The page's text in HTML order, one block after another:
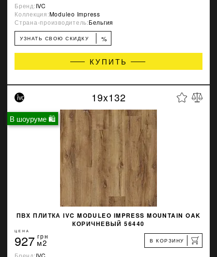
Бренд:IVC
Коллекция:Moduleo Impress
Страна-производитель:Бельгия
УЗНАТЬ СВОЮ СКИДКУ %
КУПИТЬ
В шоуруме 🛍
19x132
ПВХ ПЛИТКА IVC MODULEO IMPRESS MOUNTAIN OAK
КОРИЧНЕВЫЙ 56440
ЦЕНА
927 грн
м2 В КОРЗИНУ
Бренд:IVC